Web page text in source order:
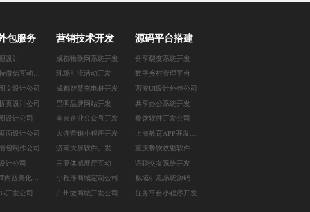
包服务
设计
呼和浩特微信互动推文设计
文设计公司
页设计公司
设计公司
面设计公司
包制作公司
计公司
南京PPT内容美化公司
开发公司
营销技术开发
成都物联网系统开发
现场引流活动开发
成都智慧充电桩开发
昆明品牌网站开发
南京企业公众号开发
大连营销小程序开发
济南大屏软件开发
三亚体感展厅互动
小程序商城定制公司
广州微商城开发公司
源码平台搭建
分享裂变系统开发
数字乡村管理平台
西安UI设计外包公司
共享办公系统开发
餐饮软件开发公司
语聊交友系统开发
私域引流系统源码
任务平台小程序开发